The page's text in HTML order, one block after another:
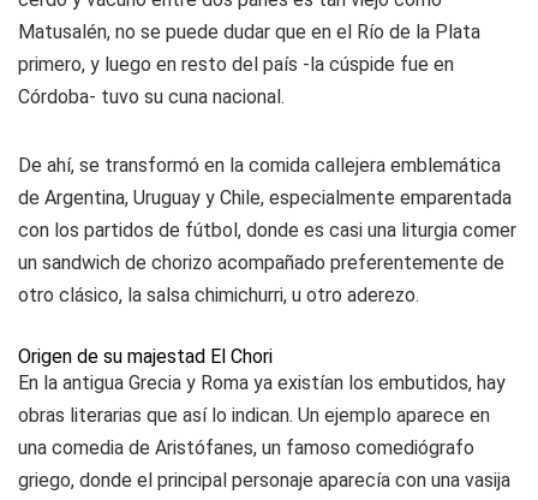
Matusalén, no se puede dudar que en el Río de la Plata
primero, y luego en resto del país -la cúspide fue en
Córdoba- tuvo su cuna nacional.
De ahí, se transformó en la comida callejera emblemática
de Argentina, Uruguay y Chile, especialmente emparentada
con los partidos de fútbol, donde es casi una liturgia comer
un sandwich de chorizo acompañado preferentemente de
otro clásico, la salsa chimichurri, u otro aderezo.
Origen de su majestad El Chori
En la antigua Grecia y Roma ya existían los embutidos, hay
obras literarias que así lo indican. Un ejemplo aparece en
una comedia de Aristófanes, un famoso comediógrafo
griego, donde el principal personaje aparecía con una vasija